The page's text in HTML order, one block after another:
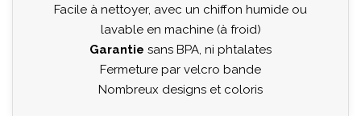
Facile à nettoyer, avec un chiffon humide ou
lavable en machine (à froid)
Garantie sans BPA, ni phtalates
Fermeture par velcro bande
Nombreux designs et coloris